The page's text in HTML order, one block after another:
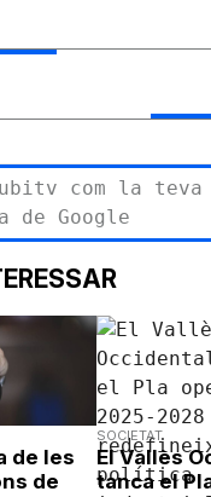
com la
de Google
de les
de
SOCIETAT
El Vallès
tanca el